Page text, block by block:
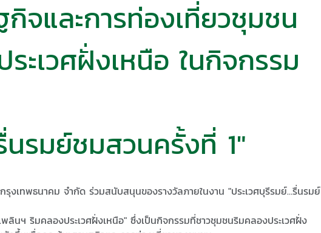
จ​และการท่องเที่ยวชุมชน
ะเวศ​ฝั่ง​เหนือ​ ในกิจกรรม
นรมย์​ชมสวนครั้งที่ 1"
งเทพ​ธนาคม​ จำกัด ร่วมสนับสนุน​ของรางวัลภายในงาน "ประเวศบุรีรมย์…รื่นรมย์
พลินฯ ริมคลองประเวศฝั่งเหนือ" ซึ่ง​เป็นกิจกรรมที่ชาวชุมชนริมคลองประเวศ​ฝั่ง